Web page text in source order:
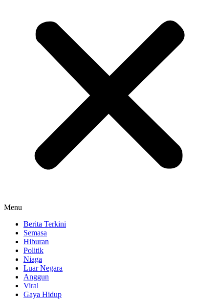
Menu
Berita Terkini
Semasa
Hiburan
Politik
Niaga
Luar Negara
Anggun
Viral
Gaya Hidup